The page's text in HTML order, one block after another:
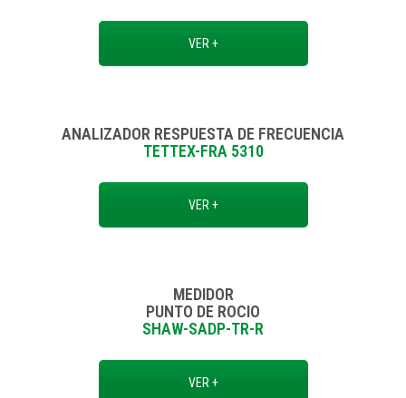
VER +
ANALIZADOR RESPUESTA DE FRECUENCIA
TETTEX-FRA 5310
VER +
MEDIDOR
PUNTO DE ROCIO
SHAW-SADP-TR-R
VER +